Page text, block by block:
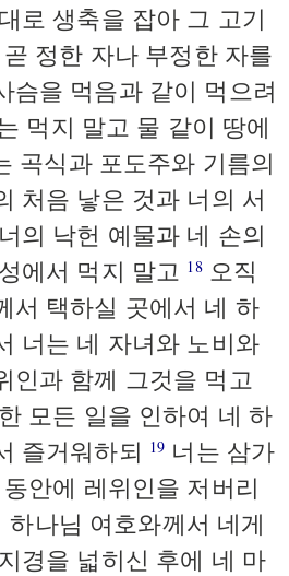
로 생축을 잡아 그 고기
정한 자나 부정한 자를
슴을 먹음과 같이 먹으려
먹지 말고 물 같이 땅에
곡식과 포도주와 기름의
처음 낳은 것과 너의 서
의 낙헌 예물과 네 손의
에서 먹지 말고 18오직
서 택하실 곳에서 네 하
너는 네 자녀와 노비와
인과 함께 그것을 먹고
모든 일을 인하여 네 하
즐거워하되 19 너는 삼가
안에 레위인을 저버리
하나님 여호와께서 네게
경을 넓히신 후에 네 마